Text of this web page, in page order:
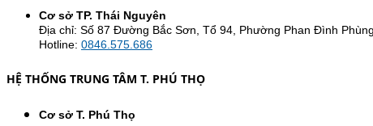
Cơ sở TP. Thái Nguyên
Địa chỉ: Số 87 Đường Bắc Sơn, Tổ 94, Phường Phan Đình
Hotline: 0846.575.686
HỆ THỐNG TRUNG TÂM T. PHÚ THỌ
Cơ sở T. Phú Thọ